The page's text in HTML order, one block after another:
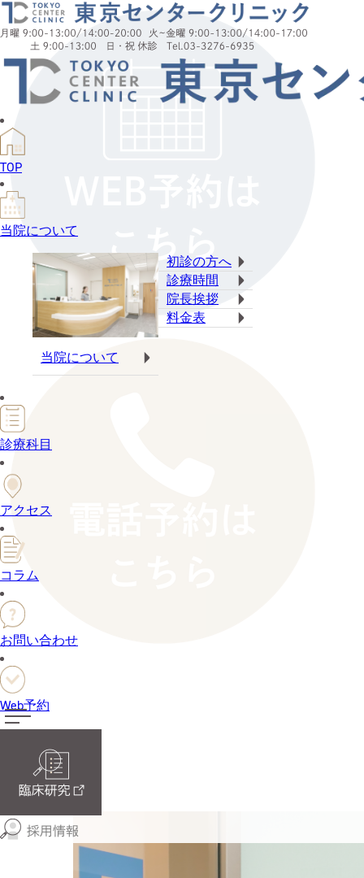
TOP
当院について
当院について
初診の方へ
診療時間
院長挨拶
料金表
診療科目
アクセス
コラム
お問い合わせ
Web予約